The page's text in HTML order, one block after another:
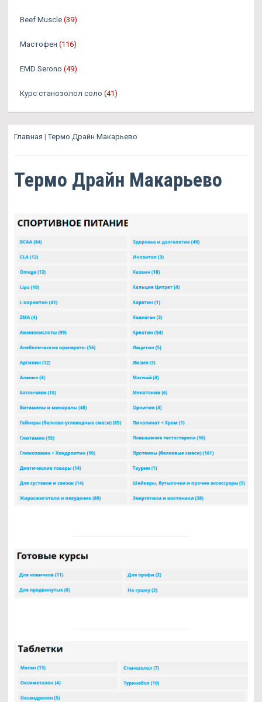
Beef Muscle (39)
Мастофен (116)
EMD Serono (49)
Курс станозолол соло (41)
Главная |Термо Драйн Макарьево
Термо Драйн Макарьево